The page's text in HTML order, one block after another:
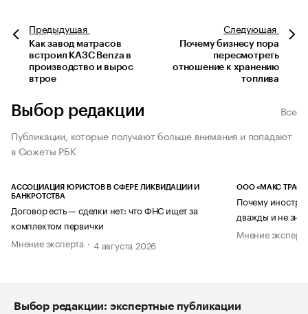
Предыдущая
Как завод матрасов
встроил КАЗС Benza в
производство и вырос
втрое
Следующая
Почему бизнесу пора
пересмотреть
отношение к хранению
топлива
Выбор редакции
Все
Публикации, которые получают больше внимания и попадают
в Сюжеты РБК
АССОЦИАЦИЯ ЮРИСТОВ В СФЕРЕ ЛИКВИДАЦИИ И
БАНКРОТСТВА
Договор есть — сделки нет: что ФНС ищет за
комплектом первички
Мнение эксперта
4 августа 2026
ООО «МАКС ТРАСТ»
Почему
дважды и не
Мнение
Выбор редакции: экспертные публикации